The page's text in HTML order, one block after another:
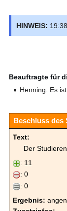
HINWEIS:
Beauftragte für
Henning: Es
Beschluss des
Text:
Der
: 11
: 0
: 0
Ergebnis: